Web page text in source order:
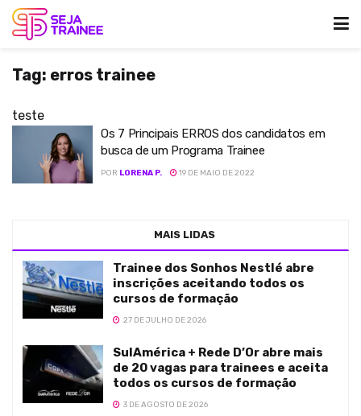
Tag: erros trainee
teste
Os 7 Principais ERROS dos candidatos em
busca de um Programa Trainee
POR LORENA P. 19 DE MAIO DE 2022
MAIS LIDAS
Trainee dos Sonhos Nestlé abre
inscrições aceitando todos os
cursos de formação
27 DE JULHO DE 2026
SulAmérica + Rede D’Or abre mais
de 20 vagas para trainees e aceita
todos os cursos de formação
3 DE AGOSTO DE 2026